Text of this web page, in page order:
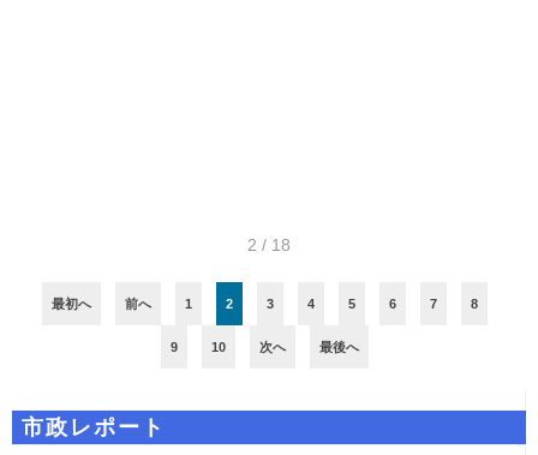
2 / 18
最初へ 前へ 1 2 3 4 5 6 7 8
9 10 次へ 最後へ
市政レポート